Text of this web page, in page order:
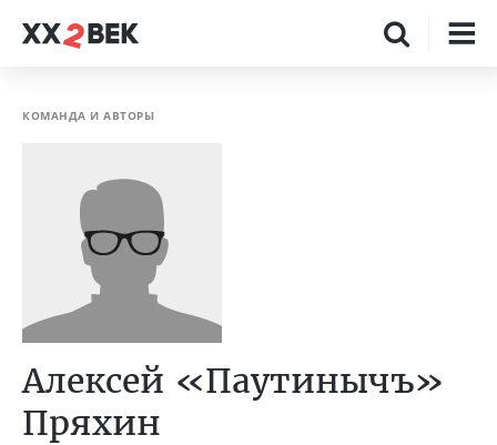
КОМАНДА И АВТОРЫ
Алексей «Паутинычъ»
Пряхин